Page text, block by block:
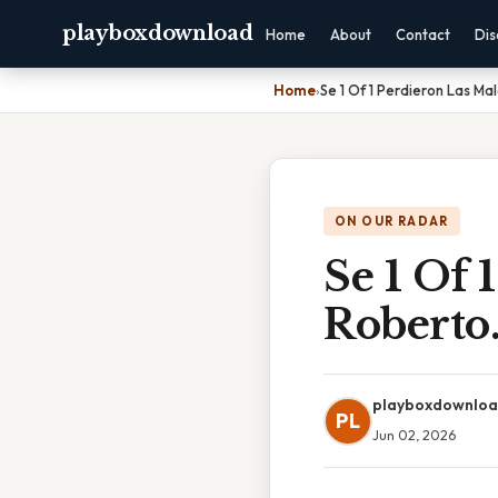
playboxdownload Home About Contact
Home›Se 1 Of 1 Perdieron Las
ON OUR RADAR
Se 1 Of
PL
Jun 02, 2026